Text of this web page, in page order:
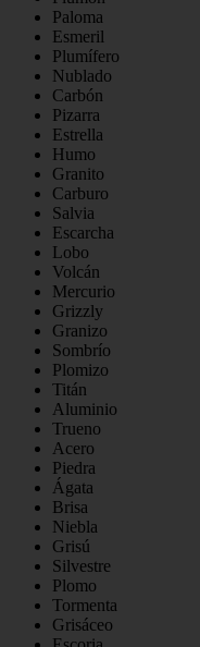
Paloma
Esmeril
Plumífero
Nublado
Carbón
Pizarra
Estrella
Humo
Granito
Carburo
Salvia
Escarcha
Lobo
Volcán
Mercurio
Grizzly
Granizo
Sombrío
Plomizo
Titán
Aluminio
Trueno
Acero
Piedra
Ágata
Brisa
Niebla
Grisú
Silvestre
Plomo
Tormenta
Grisáceo